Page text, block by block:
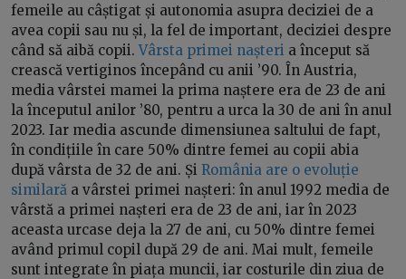
femeile au câștigat și autonomia asupra deciziei de a
avea copii sau nu și, la fel de important, deciziei despre
când să aibă copii.Vârsta primei nașteri a început să
crească vertiginos începând cu anii ’90. În Austria,
media vârstei mamei la prima naștere era de 23 de ani
la începutul anilor ’80, pentru a urca la 30 de ani în anul
2023. Iar media ascunde dimensiunea saltului de fapt,
în condițiile în care 50% dintre femei au copii abia
după vârsta de 32 de ani. Și România are o evoluție
similară a vârstei primei nașteri: în anul 1992 media de
vârstă a primei nașteri era de 23 de ani, iar în 2023
aceasta urcase deja la 27 de ani, cu 50% dintre femei
având primul copil după 29 de ani. Mai mult, femeile
sunt integrate în piața muncii, iar costurile din ziua de